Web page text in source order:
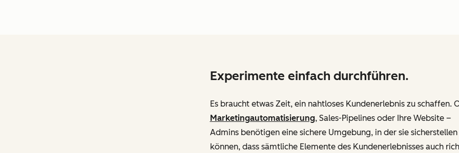
Experimente einfach durchführen.
Es braucht etwas Zeit, ein nahtloses Kundenerlebnis zu schaffen.
Marketingautomatisierung, Sales-Pipelines oder Ihre Website –
Admins benötigen eine sichere Umgebung, in der sie sicherstellen
können, dass sämtliche Elemente des Kundenerlebnisses auch